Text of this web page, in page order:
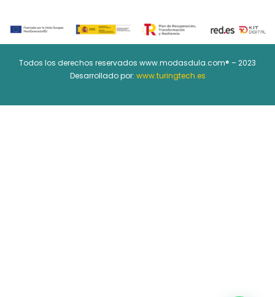
Todos los derechos reservados www.modasdula.com® – 2023
Desarrollado por: www.turingtech.es